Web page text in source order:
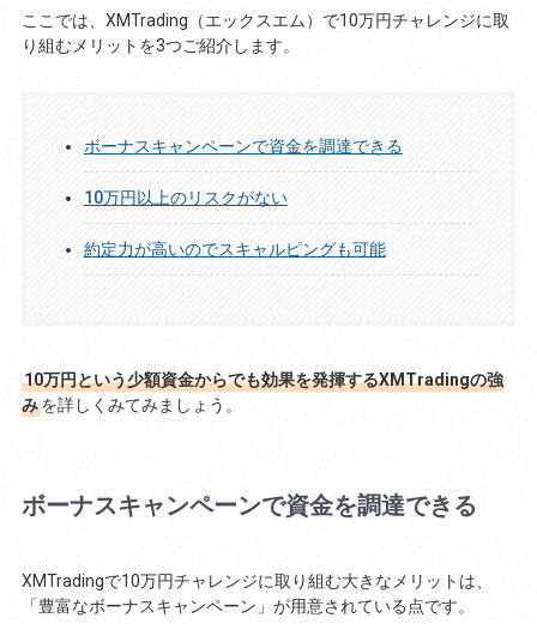
ここでは、XMTrading（エックスエム）で10万円チャレンジに取
り組むメリットを3つご紹介します。
ボーナスキャンペーンで資金を調達できる
10万円以上のリスクがない
約定力が高いのでスキャルピングも可能
10万円という少額資金からでも効果を発揮するXMTradingの強
みを詳しくみてみましょう。
ボーナスキャンペーンで資金を調達できる
XMTradingで10万円チャレンジに取り組む大きなメリットは、
「豊富なボーナスキャンペーン」が用意されている点です。